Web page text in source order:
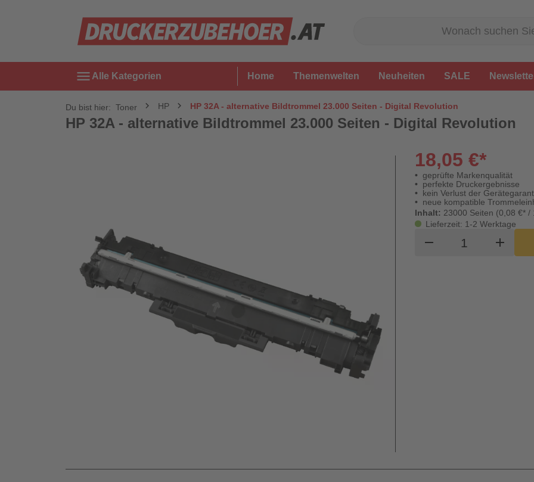
menu Alle Kategorien Home Themenwelten Neuheiten SALE
Du bist hier: Toner HP HP 32A - alternative Bildtrommel 23.000 Seiten - Digital Revolution
HP 32A - alternative Bildtrommel 23.000 Seiten - Digital Revolution
18,05 €*
geprüfte Markenqualität
perfekte Druckergebnisse
kein Verlust der
neue kompatible
Inhalt: 23000 Seiten (0,08 €* /
Lieferzeit: 1-2 Werktage
remove Produktadd